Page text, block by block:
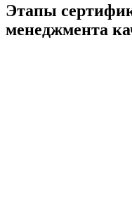
Этапы
менеджмента